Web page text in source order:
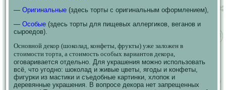
— Оригинальные (здесь торты с оригинальным оформлением),
— Особые (здесь торты для пищевых аллергиков, веганов и
сыроедов).
Основной декор (шоколад, конфеты, фрукты) уже заложен в
стоимости торта, а стоимость особых вариантов декора,
оговаривается отдельно. Для украшения можно использовать
всё, что угодно: шоколад и живые цветы, ягоды и конфеты,
фигурки из мастики и съедобные картинки, хлопок и
деревянные украшения. В вопросе декора нет запрещенных